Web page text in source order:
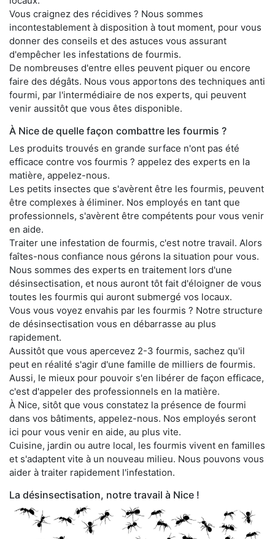
Vous craignez des récidives ? Nous sommes
incontestablement à disposition à tout moment, pour vous
donner des conseils et des astuces vous assurant
d'empêcher les infestations de fourmis.
De nombreuses d'entre elles peuvent piquer ou encore
faire des dégâts. Nous vous apportons des techniques anti
fourmi, par l'intermédiaire de nos experts, qui peuvent
venir aussitôt que vous êtes disponible.
À Nice de quelle façon combattre les fourmis ?
Les produits trouvés en grande surface n'ont pas été
efficace contre vos fourmis ? appelez des experts en la
matière, appelez-nous.
Les petits insectes que s'avèrent être les fourmis, peuvent
être complexes à éliminer. Nos employés en tant que
professionnels, s'avèrent être compétents pour vous venir
en aide.
Traiter une infestation de fourmis, c'est notre travail. Alors
faîtes-nous confiance nous gérons la situation pour vous.
Nous sommes des experts en traitement lors d'une
désinsectisation, et nous auront tôt fait d'éloigner de vous
toutes les fourmis qui auront submergé vos locaux.
Vous vous voyez envahis par les fourmis ? Notre structure
de désinsectisation vous en débarrasse au plus
rapidement.
Aussitôt que vous apercevez 2-3 fourmis, sachez qu'il
peut en réalité s'agir d'une famille de milliers de fourmis.
Aussi, le mieux pour pouvoir s'en libérer de façon efficace,
c'est d'appeler des professionnels en la matière.
À Nice, sitôt que vous constatez la présence de fourmi
dans vos bâtiments, appelez-nous. Nos employés seront
ici pour vous venir en aide, au plus vite.
Cuisine, jardin ou autre local, les fourmis vivent en familles
et s'adaptent vite à un nouveau milieu. Nous pouvons vous
aider à traiter rapidement l'infestation.
La désinsectisation, notre travail à Nice !